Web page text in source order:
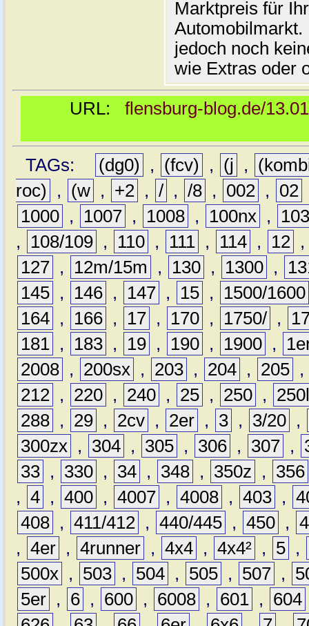
Marktpreis für
jedoch noch
wie Extras oder
URL: flensburg-blog.de/
TAGs: (dg0) , (fcv) , (j ,
roc)
, (w , +2 , / , /8 , 002 , 02
1000 , 1007 , 1008 , 100nx ,
,
108/109 , 110 , 111 , 114 , 12
127 , 12m/15m , 130 , 1300 ,
145 , 146 , 147 , 15 ,
1500/1600
164 , 166 , 17 , 170 , 1750/ ,
181 , 183 , 19 , 190 , 1900 ,
2008 , 200sx , 203 , 204 , 205 ,
212 , 220 , 240 , 25 , 250 ,
288 , 29 , 2cv , 2er , 3 , 3/20 ,
300zx , 304 , 305 , 306 , 307 ,
33 , 330 , 34 , 348 , 350z ,
356
, 4 , 400 , 4007 , 4008 , 403 ,
408 , 411/412 , 440/445 , 450 ,
, 4er , 4runner , 4x4 , 4x4² , 5 ,
500x , 503 , 504 , 505 , 507 ,
5er , 6 , 600 , 6008 , 601 , 604